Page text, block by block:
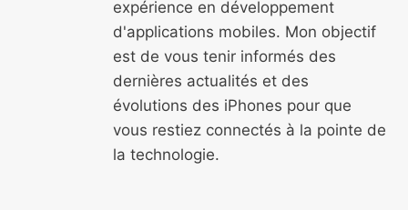
expérience en développement
d'applications mobiles. Mon objectif
est de vous tenir informés des
dernières actualités et des
évolutions des iPhones pour que
vous restiez connectés à la pointe de
la technologie.